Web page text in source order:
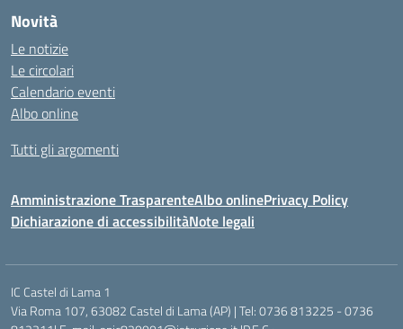
Novità
Le notizie
Le circolari
Calendario eventi
Albo online
Tutti gli argomenti
Amministrazione TrasparenteAlbo onlinePrivacy Policy
Dichiarazione di accessibilitàNote legali
IC Castel di Lama 1
Via Roma 107, 63082 Castel di Lama (AP) | Tel: 0736 813225 - 0736